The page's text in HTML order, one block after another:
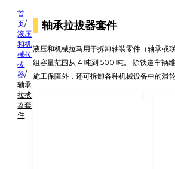
首
页/
液压
和机
械拉
拔
器/
轴承
拉拔
器套
件
轴承拉拔器套件
液压和机械拉马用于拆卸轴装零件（轴承或
组容量范围从 4 吨到 500 吨。 除铁道车辆
施工保障外，还可拆卸各种机械设备中的滑